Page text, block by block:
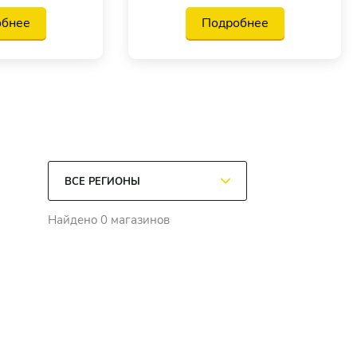
Подробнее
Найдено 0 магазинов